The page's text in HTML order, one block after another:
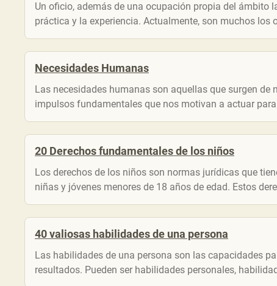
Un oficio, además de una ocupación propia del ámbito
práctica y la experiencia. Actualmente, son muchos los
Necesidades Humanas
Las necesidades humanas son aquellas que surgen
impulsos fundamentales que nos motivan a actuar
20 Derechos fundamentales de los niños
Los derechos de los niños son normas jurídicas que
niñas y jóvenes menores de 18 años de edad. Estos
40 valiosas habilidades de una persona
Las habilidades de una persona son las capacidades
resultados. Pueden ser habilidades personales,